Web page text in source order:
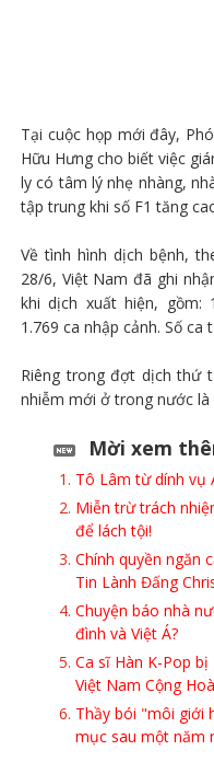
Tại cuộc họp mới đây,
Hữu Hưng cho biết việc
ly có tâm lý nhẹ nhàng,
tập trung khi số F1 tăng
Về tình hình dịch bệnh,
28/6, Việt Nam đã ghi
khi dịch xuất hiện, gồm:
1.769 ca nhập cảnh. Số ca
Riêng trong đợt dịch thứ
nhiễm mới ở trong nước là
Mời xem
Tô Lâm từ dính vụ
Miễn trừ trách
để lách tội!
Chính quyền ngăn
Tin Lành Đấng
Chuyện báo nhà
đình và Việt Á?
Ca sĩ Hàn K-Pop bị
Việt Nam Cộng Hoà
Thầy bói "môi giới
mục sau một năm